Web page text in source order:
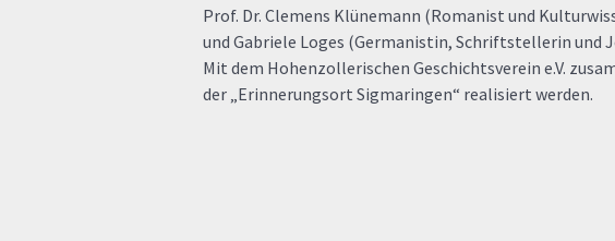
Prof. Dr. Clemens Klünemann (Romanist und
und Gabriele Loges (Germanistin, Schriftstellerin und
Mit dem Hohenzollerischen Geschichtsverein e.V.
der „Erinnerungsort Sigmaringen“ realisiert werden.